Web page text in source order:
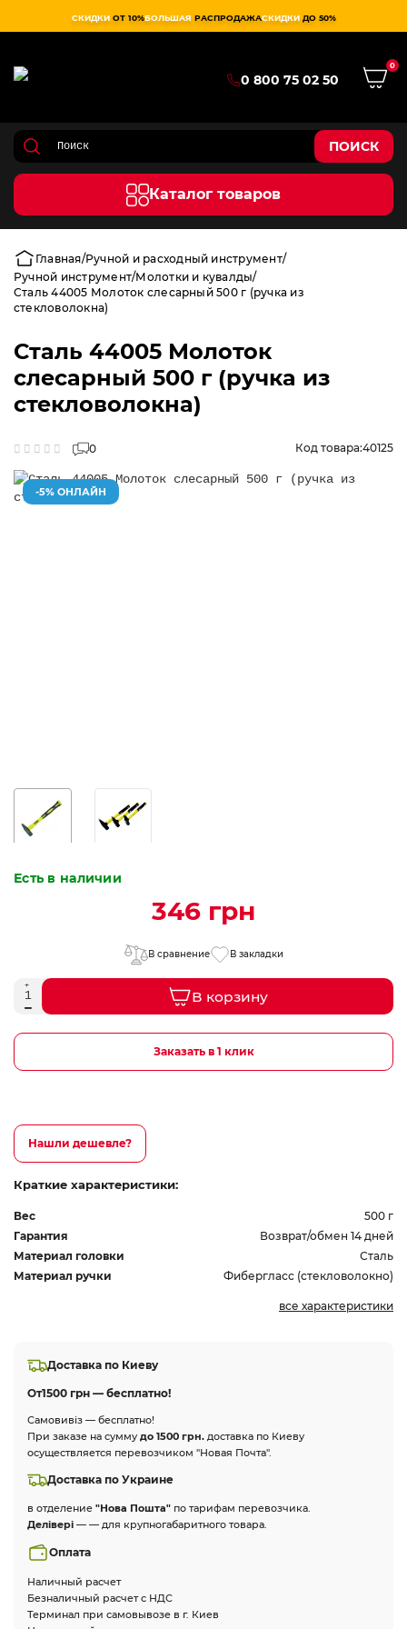
СКИДКИ ОТ 10%БОЛЬШАЯ РАСПРОДАЖАСКИДКИ ДО 50%
0 800 75 02 50
0
ПОИСК
Каталог товаров
Главная Ручной и расходный инструмент
Ручной инструмент Молотки и кувалды
Сталь 44005 Молоток слесарный 500 г (ручка из
стекловолокна)
Сталь 44005 Молоток
слесарный 500 г (ручка из
стекловолокна)
0 Код товара:40125
-5% ОНЛАЙН
Есть в наличии
346 грн
В сравнение В закладки
В корзину
Заказать в 1 клик
Нашли дешевле?
Краткие характеристики:
Вес
500 г
Гарантия
Возврат/обмен 14 дней
Материал головки
Сталь
Материал ручки
Фибергласс (стекловолокно)
все характеристики
Доставка по Киеву
От1500 грн — бесплатно!
Самовивіз — бесплатно!
При заказе на сумму до 1500 грн. доставка по Киеву
осуществляется перевозчиком "Новая Почта".
Доставка по Украине
в отделение "Нова Пошта" по тарифам перевозчика.
Делівері — — для крупногабаритного товара.
Оплата
Наличный расчет
Безналичный расчет с НДС
Терминал при самовывозе в г. Киев